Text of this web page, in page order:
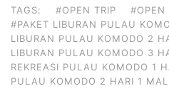
TAGS: #OPEN TRIP
#OPEN
#PAKET LIBURAN PULAU
LIBURAN PULAU KOMODO 2
LIBURAN PULAU KOMODO 3
REKREASI PULAU KOMODO 1
PULAU KOMODO 2 HARI 1